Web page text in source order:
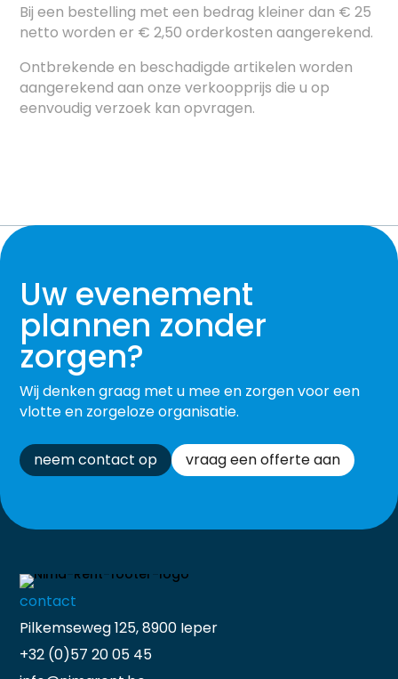
Bij een bestelling met een bedrag kleiner dan € 25
netto worden er € 2,50 orderkosten aangerekend.
Ontbrekende en beschadigde artikelen worden
aangerekend aan onze verkoopprijs die u op
eenvoudig verzoek kan opvragen.
Uw evenement
plannen zonder
zorgen?
Wij denken graag met u mee en zorgen voor een
vlotte en zorgeloze organisatie.
neem contact op vraag een offerte aan
contact
Pilkemseweg 125, 8900 Ieper
+32 (0)57 20 05 45